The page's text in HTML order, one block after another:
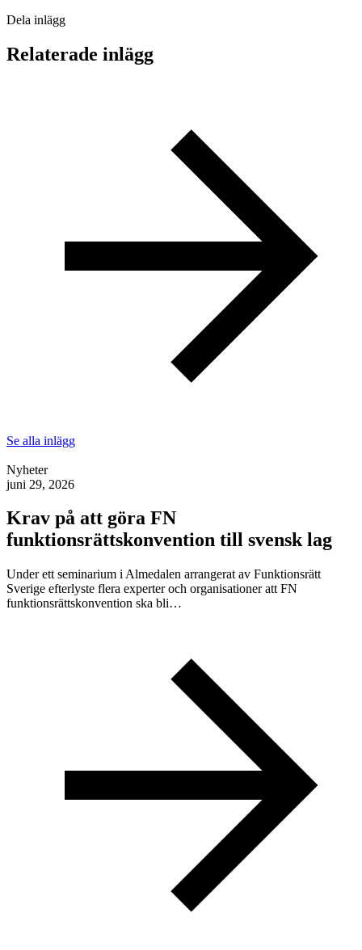
Dela inlägg
Relaterade inlägg
Se alla inlägg
Nyheter
juni 29, 2026
Krav på att göra FN
funktionsrättskonvention till svensk lag
Under ett seminarium i Almedalen arrangerat av Funktionsrätt
Sverige efterlyste flera experter och organisationer att FN
funktionsrättskonvention ska bli…